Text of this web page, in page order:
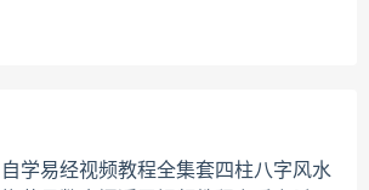
自学易经视频教程全集套四柱八字风水